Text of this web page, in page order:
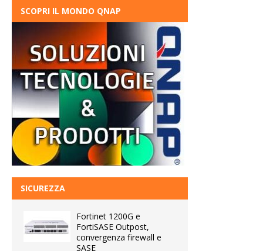
SCOPRI IL MONDO QNAP
SICUREZZA
Fortinet 1200G e
FortiSASE Outpost,
convergenza firewall e
SASE